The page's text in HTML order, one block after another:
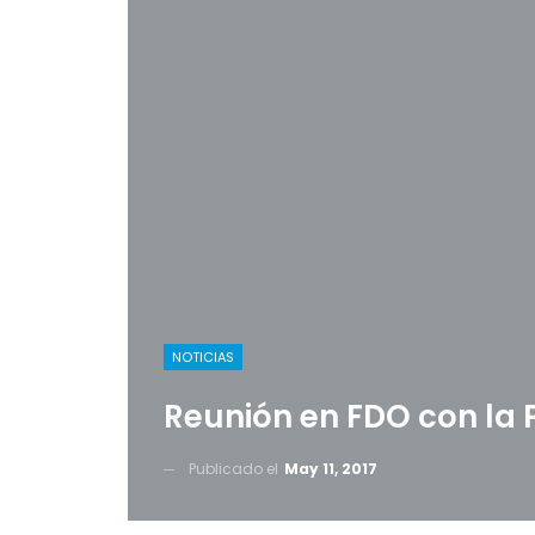
NOTICIAS
Reunión en FDO con la
Publicado el May 11, 2017